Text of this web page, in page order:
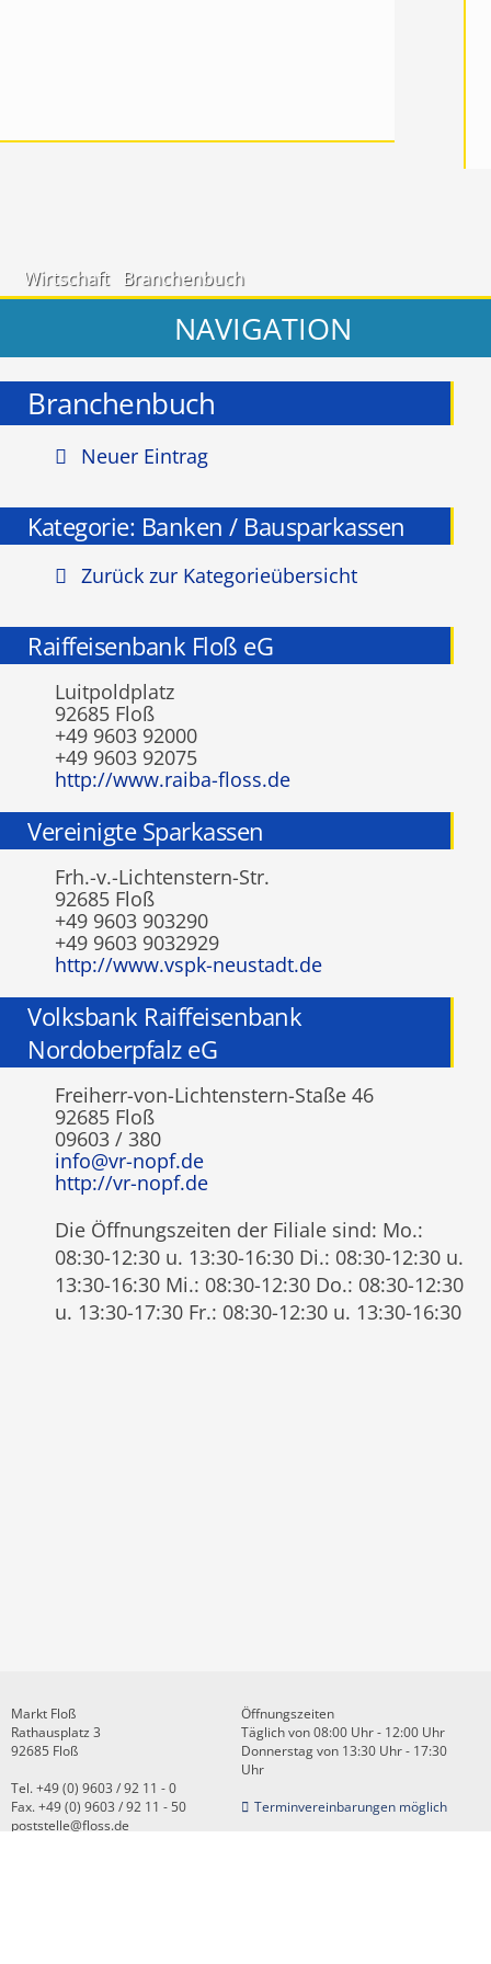
Wirtschaft Branchenbuch
NAVIGATION
Branchenbuch
Neuer Eintrag
Kategorie: Banken / Bausparkassen
Zurück zur Kategorieübersicht
Raiffeisenbank Floß eG
Luitpoldplatz
92685 Floß
+49 9603 92000
+49 9603 92075
http://www.raiba-floss.de
Vereinigte Sparkassen
Frh.-v.-Lichtenstern-Str.
92685 Floß
+49 9603 903290
+49 9603 9032929
http://www.vspk-neustadt.de
Volksbank Raiffeisenbank
Nordoberpfalz eG
Freiherr-von-Lichtenstern-Staße 46
92685 Floß
09603 / 380
info@vr-nopf.de
http://vr-nopf.de
Die Öffnungszeiten der Filiale sind: Mo.:
08:30-12:30 u. 13:30-16:30 Di.: 08:30-12:30 u.
13:30-16:30 Mi.: 08:30-12:30 Do.: 08:30-12:30
u. 13:30-17:30 Fr.: 08:30-12:30 u. 13:30-16:30
Markt Floß
Rathausplatz 3
92685 Floß
Tel. +49 (0) 9603 / 92 11 - 0
Fax. +49 (0) 9603 / 92 11 - 50
poststelle@floss.de
Öffnungszeiten
Täglich von 08:00 Uhr - 12:00 Uhr
Donnerstag von 13:30 Uhr - 17:30
Uhr
Terminvereinbarungen möglich